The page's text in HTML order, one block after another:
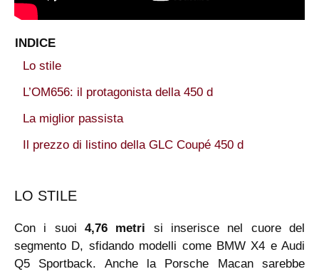
INDICE
Lo stile
L’OM656: il protagonista della 450 d
La miglior passista
Il prezzo di listino della GLC Coupé 450 d
LO STILE
Con i suoi 4,76 metri si inserisce nel cuore del
segmento D, sfidando modelli come BMW X4 e Audi
Q5 Sportback. Anche la Porsche Macan sarebbe